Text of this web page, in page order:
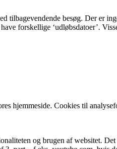
besøg. Der er
forskellige ‘udløbsdatoer’.
hjemmeside. Cookies til
og brugen af websitet.